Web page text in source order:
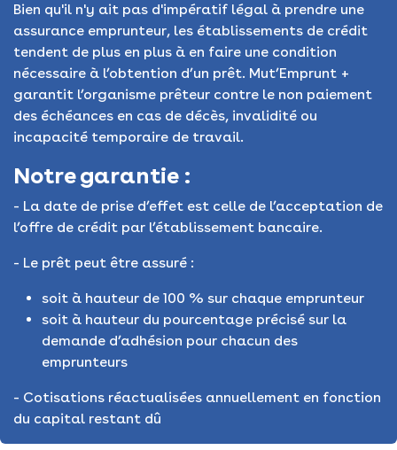
Bien qu'il n'y ait pas d'impératif légal à prendre une
assurance emprunteur, les établissements de crédit
tendent de plus en plus à en faire une condition
nécessaire à l’obtention d’un prêt. Mut’Emprunt +
garantit l’organisme prêteur contre le non paiement
des échéances en cas de décès, invalidité ou
incapacité temporaire de travail.
Notre garantie :
- La date de prise d’effet est celle de l’acceptation de
l’offre de crédit par l’établissement bancaire.
- Le prêt peut être assuré :
soit à hauteur de 100 % sur chaque emprunteur
soit à hauteur du pourcentage précisé sur la
demande d’adhésion pour chacun des
emprunteurs
- Cotisations réactualisées annuellement en fonction
du capital restant dû